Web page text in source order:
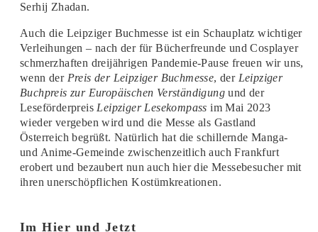
Serhij Zhadan.
Auch die Leipziger Buchmesse ist ein Schauplatz wichtiger
Verleihungen – nach der für Bücherfreunde und Cosplayer
schmerzhaften dreijährigen Pandemie-Pause freuen wir uns,
wenn der Preis der Leipziger Buchmesse, der Leipziger
Buchpreis zur Europäischen Verständigungund der
Leseförderpreis Leipziger Lesekompass im Mai 2023
wieder vergeben wird und die Messe als Gastland
Österreich begrüßt. Natürlich hat die schillernde Manga-
und Anime-Gemeinde zwischenzeitlich auch Frankfurt
erobert und bezaubert nun auch hier die Messebesucher mit
ihren unerschöpflichen Kostümkreationen.
Im Hier und Jetzt